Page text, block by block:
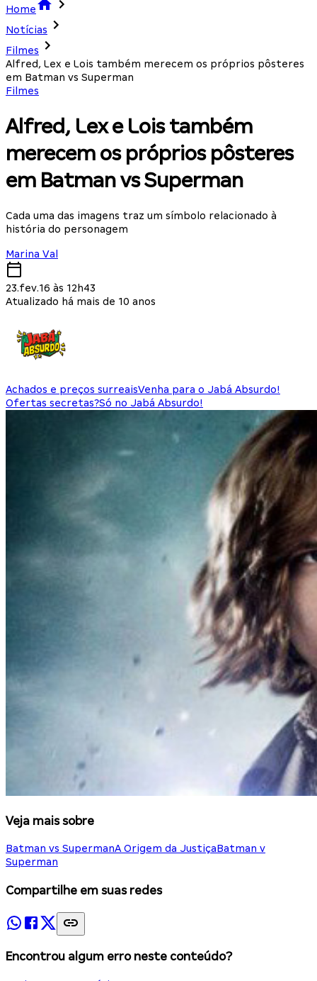
Home
Notícias
Filmes
Alfred, Lex e Lois também merecem os próprios pôsteres
em Batman vs Superman
Filmes
Alfred, Lex e Lois também
merecem os próprios pôsteres
em Batman vs Superman
Cada uma das imagens traz um símbolo relacionado à
história do personagem
Marina Val
23.fev.16 às 12h43
Atualizado há mais de 10 anos
Achados e preços surreaisVenha para o Jabá Absurdo!
Ofertas secretas?Só no Jabá Absurdo!
Veja mais sobre
Batman vs SupermanA Origem da JustiçaBatman v
Superman
Compartilhe em suas redes
Encontrou algum erro neste conteúdo?